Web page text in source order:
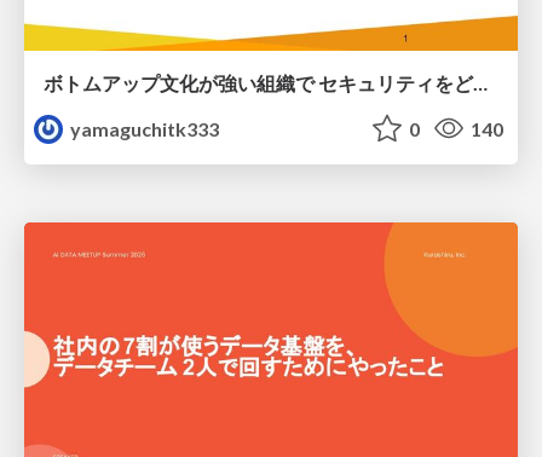
ボトムアップ文化が強い組織で セキュリティをどう根付かせていくかの現在進行形の話 / Making Security Stick in a Bottom-Up Organization
yamaguchitk333
0 140